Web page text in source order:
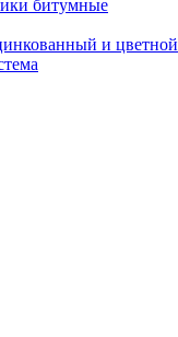
битумные
и цветной